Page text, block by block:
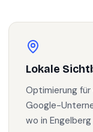
Lokale
Optimierung für
Google-
wo in